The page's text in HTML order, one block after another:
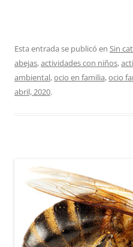
Esta entrada se publicó en Sin
abejas,actividades con niños,
ambiental,ocio en familia,ocio
abril, 2020.